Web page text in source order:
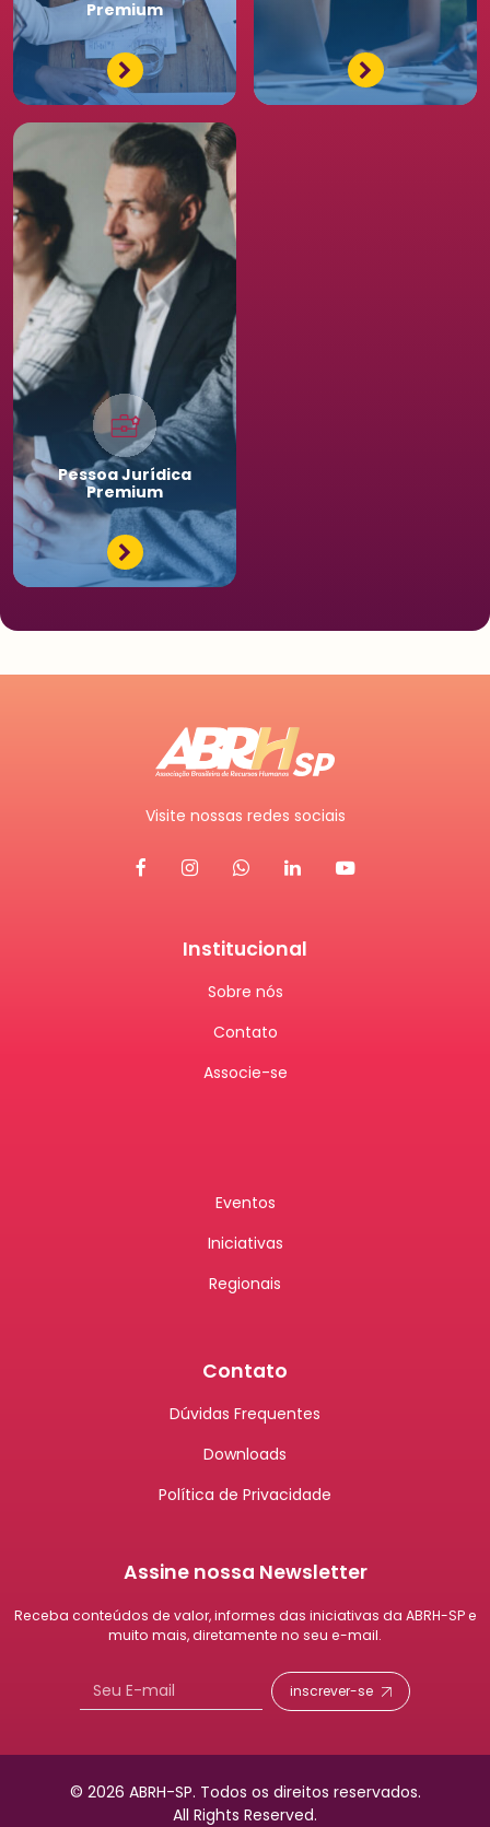
Premium
PessoaJurídica
Premium
Visite nossas redes sociais
Institucional
Sobre nós
Contato
Associe-se
Eventos
Iniciativas
Regionais
Contato
Dúvidas Frequentes
Downloads
Política de Privacidade
Assine nossa Newsletter
Receba conteúdos de valor, informes das iniciativas da ABRH-SP e
muito mais, diretamente no seu e-mail.
inscrever-se
© 2026 ABRH-SP. Todos os direitos reservados.
All Rights Reserved.